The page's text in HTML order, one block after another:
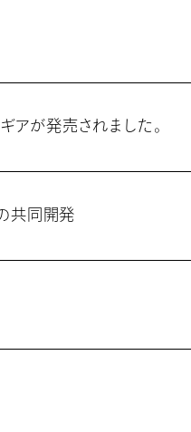
アが発売されました。
共同開発